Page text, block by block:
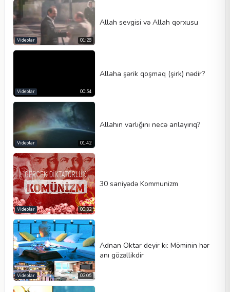
Dövr et
En
Hündürlük
01:28
Videolar
Allah sevgisi və Allah qorxusu
00:54
Videolar
Allaha şərik qoşmaq (şirk) nədir?
01:42
Videolar
Allahın varlığını necə anlayırıq?
00:32
Videolar
30 saniyədə Kommunizm
02:05
Videolar
Adnan Oktar deyir ki: Möminin hər
anı gözəllikdir